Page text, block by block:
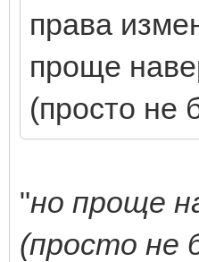
права
проще
(просто не
"но проще
(просто не